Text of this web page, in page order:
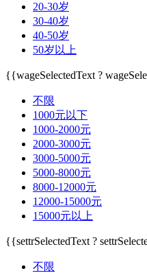
20-30岁
30-40岁
40-50岁
50岁以上
{{wageSelectedText ?
不限
1000元以下
1000-2000元
2000-3000元
3000-5000元
5000-8000元
8000-12000元
12000-15000元
15000元以上
{{settrSelectedText ?
不限